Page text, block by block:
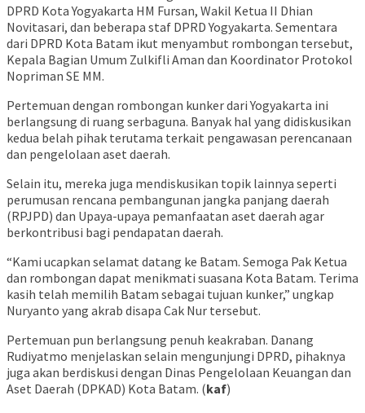
DPRD Kota Yogyakarta HM Fursan, Wakil Ketua II Dhian
Novitasari, dan beberapa staf DPRD Yogyakarta. Sementara
dari DPRD Kota Batam ikut menyambut rombongan tersebut,
Kepala Bagian Umum Zulkifli Aman dan Koordinator Protokol
Nopriman SE MM.
Pertemuan dengan rombongan kunker dari Yogyakarta ini
berlangsung di ruang serbaguna. Banyak hal yang didiskusikan
kedua belah pihak terutama terkait pengawasan perencanaan
dan pengelolaan aset daerah.
Selain itu, mereka juga mendiskusikan topik lainnya seperti
perumusan rencana pembangunan jangka panjang daerah
(RPJPD) dan Upaya-upaya pemanfaatan aset daerah agar
berkontribusi bagi pendapatan daerah.
“Kami ucapkan selamat datang ke Batam. Semoga Pak Ketua
dan rombongan dapat menikmati suasana Kota Batam. Terima
kasih telah memilih Batam sebagai tujuan kunker,” ungkap
Nuryanto yang akrab disapa Cak Nur tersebut.
Pertemuan pun berlangsung penuh keakraban. Danang
Rudiyatmo menjelaskan selain mengunjungi DPRD, pihaknya
juga akan berdiskusi dengan Dinas Pengelolaan Keuangan dan
Aset Daerah (DPKAD) Kota Batam. (kaf)